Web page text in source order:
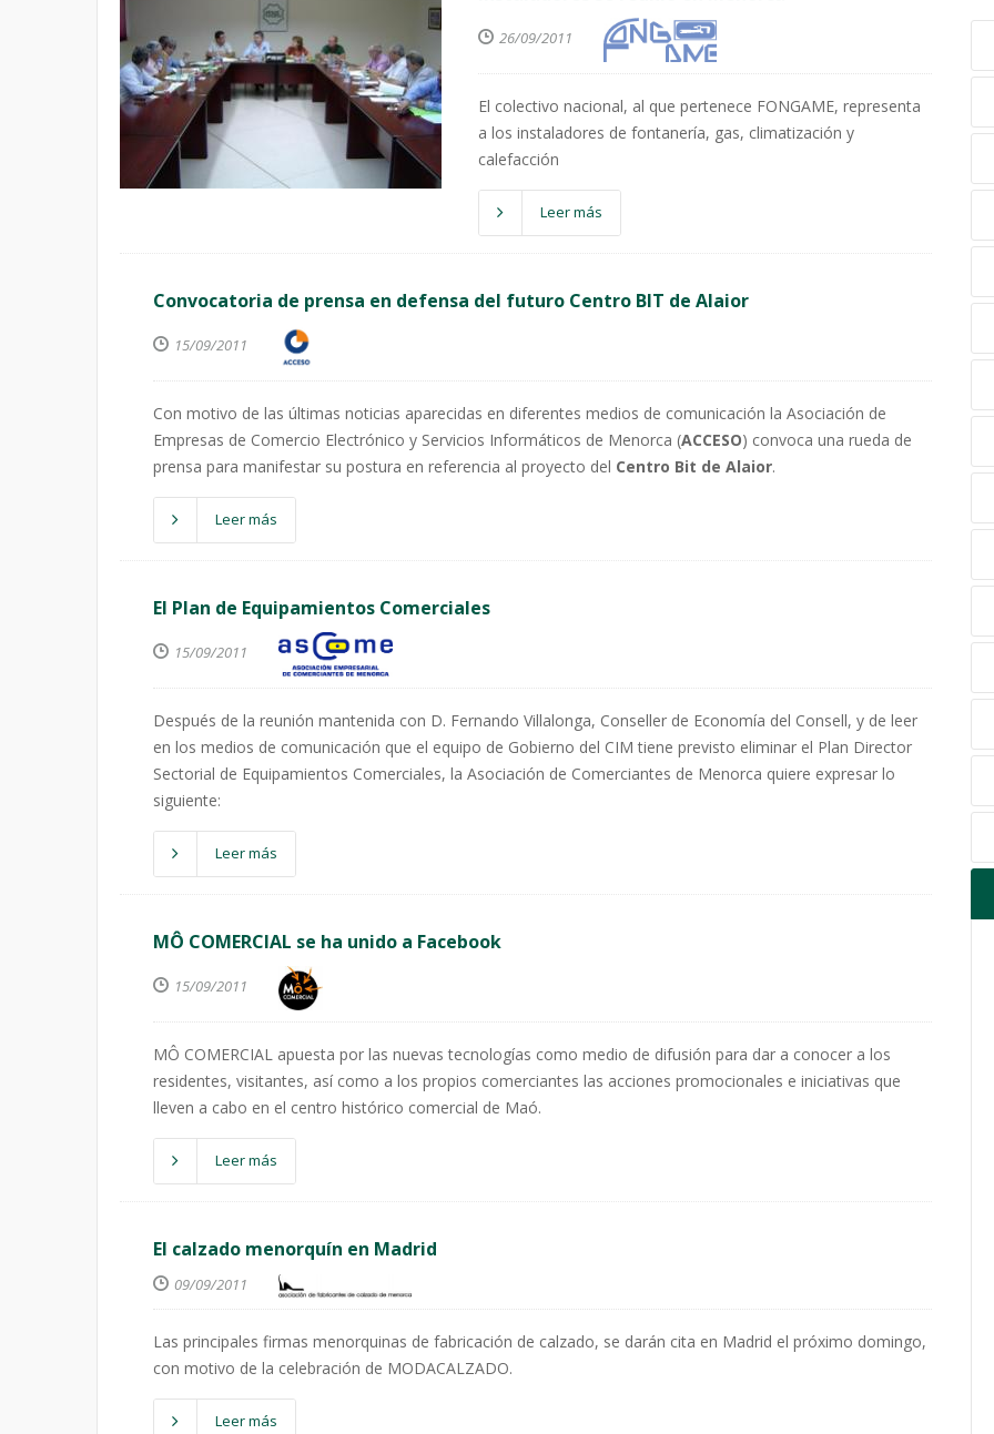
26/09/2011
El colectivo nacional, al que pertenece FONGAME, representa
a los instaladores de fontanería, gas, climatización y
calefacción
Leer más
Convocatoria de prensa en defensa del futuro Centro BIT de Alaior
15/09/2011
Con motivo de las últimas noticias aparecidas en diferentes medios de comunicación la Asociación de
Empresas de Comercio Electrónico y Servicios Informáticos de Menorca (ACCESO) convoca una rueda de
prensa para manifestar su postura en referencia al proyecto del Centro Bit de Alaior.
Leer más
El Plan de Equipamientos Comerciales
15/09/2011
Después de la reunión mantenida con D. Fernando Villalonga, Conseller de Economía del Consell, y de leer
en los medios de comunicación que el equipo de Gobierno del CIM tiene previsto eliminar el Plan Director
Sectorial de Equipamientos Comerciales, la Asociación de Comerciantes de Menorca quiere expresar lo
siguiente:
Leer más
MÔ COMERCIAL se ha unido a Facebook
15/09/2011
MÔ COMERCIAL apuesta por las nuevas tecnologías como medio de difusión para dar a conocer a los
residentes, visitantes, así como a los propios comerciantes las acciones promocionales e iniciativas que
lleven a cabo en el centro histórico comercial de Maó.
Leer más
El calzado menorquín en Madrid
09/09/2011
Las principales firmas menorquinas de fabricación de calzado, se darán cita en Madrid el próximo domingo,
con motivo de la celebración de MODACALZADO.
Leer más